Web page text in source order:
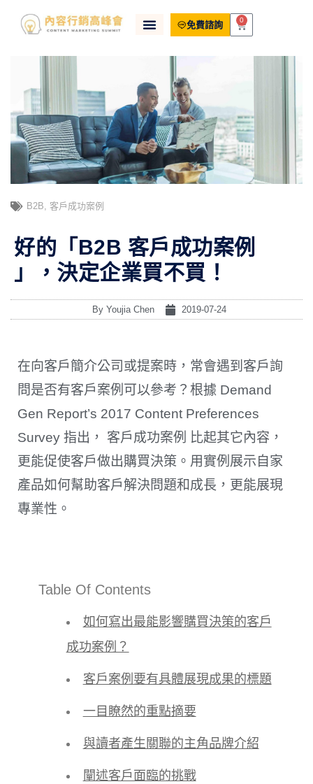
免費諮詢 0
B2B, 客戶成功案例
好的「B2B 客戶成功案例
」，決定企業買不買！
By Youjia Chen 2019-07-24
在向客戶簡介公司或提案時，常會遇到客戶詢
問是否有客戶案例可以參考？根據 Demand
Gen Report’s 2017 Content Preferences
Survey 指出， 客戶成功案例 比起其它內容，
更能促使客戶做出購買決策。用實例展示自家
產品如何幫助客戶解決問題和成長，更能展現
專業性。
Table Of Contents
如何寫出最能影響購買決策的客戶
成功案例？
客戶案例要有具體展現成果的標題
一目瞭然的重點摘要
與讀者產生關聯的主角品牌介紹
闡述客戶面臨的挑戰